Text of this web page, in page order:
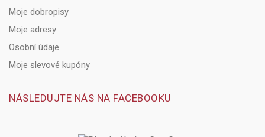
Moje dobropisy
Moje adresy
Osobní údaje
Moje slevové kupóny
NÁSLEDUJTE NÁS NA FACEBOOKU